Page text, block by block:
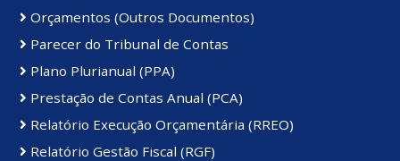
Orçamentos (Outros Documentos)
Parecer do Tribunal de Contas
Plano Plurianual (PPA)
Prestação de Contas Anual (PCA)
Relatório Execução Orçamentária (RREO)
Relatório Gestão Fiscal (RGF)